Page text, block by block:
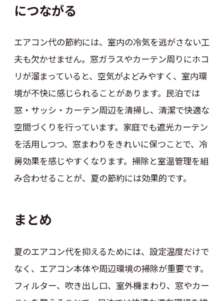
につながる
エアコン代の節約には、室内の冷気を逃がさない工
夫も欠かせません。窓ガラスやカーテン周りにホコ
リが溜まっていると、空気がよどみやすく、室内環
境が不快に感じられることがあります。民泊では
窓・サッシ・カーテン周辺を清掃し、清潔で快適な
空間づくりを行っています。家庭でも遮光カーテン
を活用しつつ、窓まわりをきれいに保つことで、冷
房効果を感じやすくなります。掃除と室温管理を組
み合わせることが、夏の節約には効果的です。
まとめ
夏のエアコン代を抑えるためには、設定温度だけで
なく、エアコン本体や周辺環境の掃除が重要です。
フィルター、吹き出し口、室外機まわり、窓やカー